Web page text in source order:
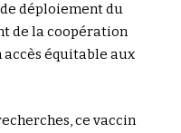
déploiement du
de la coopération
équitable aux
ce vaccin